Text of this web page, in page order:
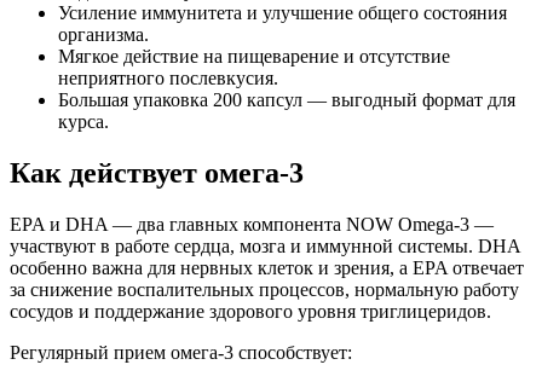
Усиление иммунитета и улучшение общего состояния
организма.
Мягкое действие на пищеварение и отсутствие
неприятного послевкусия.
Большая упаковка 200 капсул — выгодный формат для
курса.
Как действует омега-3
EPA и DHA — два главных компонента NOW Omega-3 —
участвуют в работе сердца, мозга и иммунной системы. DHA
особенно важна для нервных клеток и зрения, а EPA отвечает
за снижение воспалительных процессов, нормальную работу
сосудов и поддержание здорового уровня триглицеридов.
Регулярный прием омега-3 способствует: